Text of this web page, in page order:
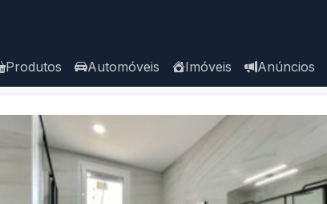
Produtos Automóveis Imóveis Anúncios